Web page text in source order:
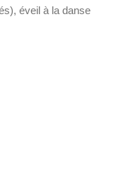
éveil à la danse